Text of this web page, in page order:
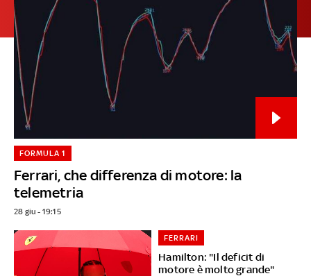
Ferrari, che differenza di motore: la
telemetria
FORMULA 1
28 giu - 19:15
Hamilton: "Il deficit di
motore è molto grande"
FERRARI